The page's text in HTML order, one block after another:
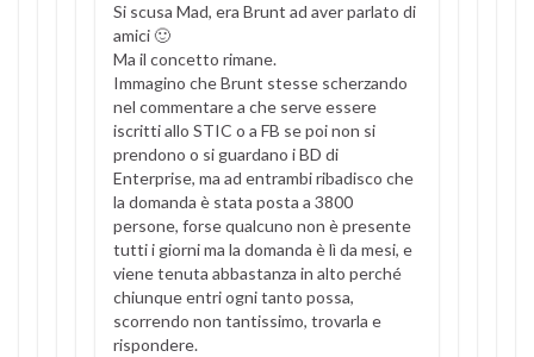
Si scusa Mad, era Brunt ad aver parlato di
amici 🙂
Ma il concetto rimane.
Immagino che Brunt stesse scherzando
nel commentare a che serve essere
iscritti allo STIC o a FB se poi non si
prendono o si guardano i BD di
Enterprise, ma ad entrambi ribadisco che
la domanda è stata posta a 3800
persone, forse qualcuno non è presente
tutti i giorni ma la domanda è lì da mesi, e
viene tenuta abbastanza in alto perché
chiunque entri ogni tanto possa,
scorrendo non tantissimo, trovarla e
rispondere.